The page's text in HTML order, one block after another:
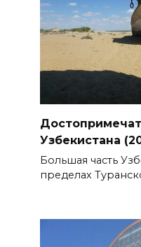
Узбекистана
Большая часть
пределах